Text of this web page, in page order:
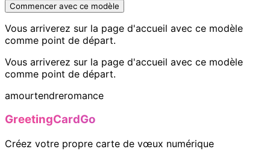
Commencer avec ce modèle
Vous arriverez sur la page d'accueil avec ce modèle
comme point de départ.
Vous arriverez sur la page d'accueil avec ce modèle
comme point de départ.
amourtendreromance
GreetingCardGo
Créez votre propre carte de vœux numérique